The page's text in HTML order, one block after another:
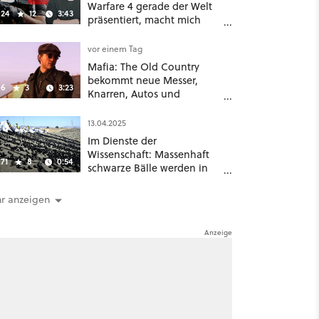
12 3:43
Warfare 4 gerade der Welt
präsentiert, macht mich
3 3:23
vor einem Tag
Mafia: The Old Country
bekommt neue Messer,
Knarren, Autos und
hat mehr dabei als nur
Story
8 0:54
13.04.2025
Im Dienste der
Wissenschaft: Massenhaft
schwarze Bälle werden in
anzeigen